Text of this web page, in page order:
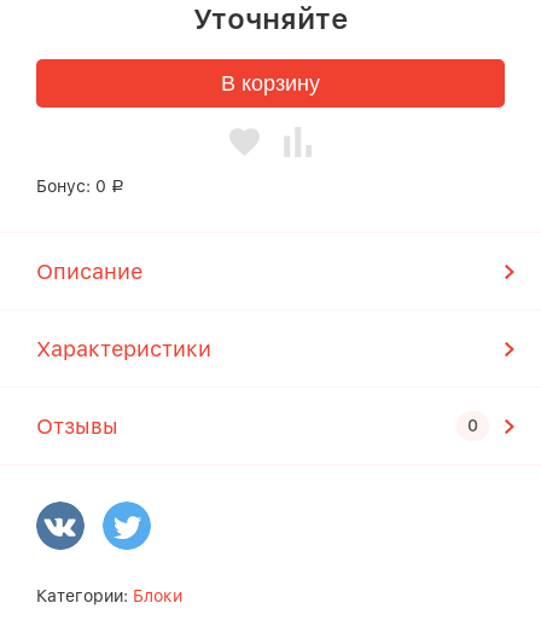
Уточняйте
В корзину
Бонус: 0 Р
Описание
Характеристики
Отзывы
Категории: Блоки